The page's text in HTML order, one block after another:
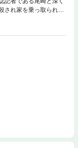
され家を乗っ取られて
の身となりそのチャン